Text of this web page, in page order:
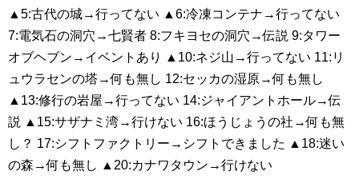
▲5:古代の城→行ってない ▲6:冷凍コンテナ→行ってない
7:電気石の洞穴→七賢者 8:フキヨセの洞穴→伝説 9:タワー
オブヘブン→イベントあり
▲10:ネジ山→行ってない 11:リ
ュウラセンの塔→何も無し 12:セッカの湿原→何も無し
▲13:修行の岩屋→行ってない 14:ジャイアントホール→伝
説 ▲15:サザナミ湾→行けない 16:ほうじょうの社→何も無
し？ 17:シフトファクトリー→シフトできました ▲18:迷い
の森→何も無し ▲20:カナワタウン→行けない